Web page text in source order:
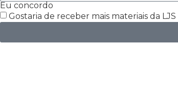
Eu concordo
Gostaria de receber mais materiais da